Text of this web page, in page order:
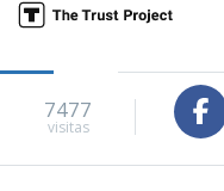
7477
visitas